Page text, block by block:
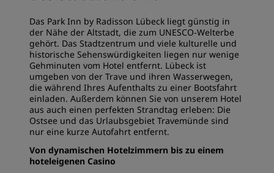
Das Park Inn by Radisson Lübeck liegt günstig in
der Nähe der Altstadt, die zum UNESCO-Welterbe
gehört. Das Stadtzentrum und viele kulturelle und
historische Sehenswürdigkeiten liegen nur wenige
Gehminuten vom Hotel entfernt. Lübeck ist
umgeben von der Trave und ihren Wasserwegen,
die während Ihres Aufenthalts zu einer Bootsfahrt
einladen. Außerdem können Sie von unserem Hotel
aus auch einen perfekten Strandtag erleben: Die
Ostsee und das Urlaubsgebiet Travemünde sind
nur eine kurze Autofahrt entfernt.
Von dynamischen Hotelzimmern bis zu einem
hoteleigenen Casino